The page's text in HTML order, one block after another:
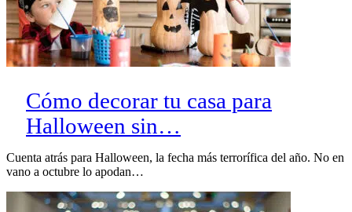
Cómo decorar tu casa para
Halloween sin…
Cuenta atrás para Halloween, la fecha más terrorífica del año. No en
vano a octubre lo apodan…